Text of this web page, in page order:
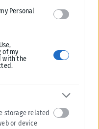
Personal
of my
with the
storage related
or device
έγγραφα για το